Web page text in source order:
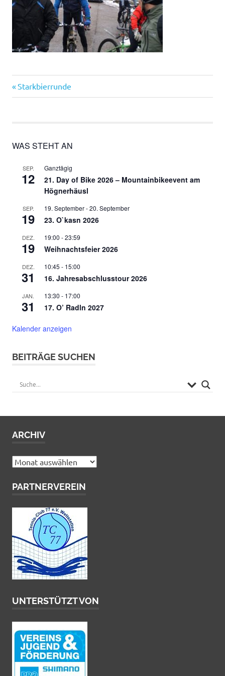
Beitragsnavigation
Vorheriger
Beitrag:
Starkbierrunde
WAS STEHT AN
SEP.
12
Ganztägig
21. Day of Bike 2026 – Mountainbikeevent am
Högnerhäusl
SEP.
19
19. September-20. September
23. O`kasn 2026
DEZ.
19
19:00 -23:59
Weihnachtsfeier 2026
DEZ.
31
10:45 - 15:00
16. Jahresabschlusstour 2026
JAN.
31
13:30 - 17:00
17. O’ Radln 2027
Kalender anzeigen
BEITRÄGE SUCHEN
ARCHIV
Archiv
PARTNERVEREIN
UNTERSTÜTZT VON